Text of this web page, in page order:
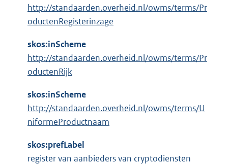
http://standaarden.overheid.nl/owms/terms/Pr
oductenRegisterinzage
skos:inScheme
http://standaarden.overheid.nl/owms/terms/Pr
oductenRijk
skos:inScheme
http://standaarden.overheid.nl/owms/terms/U
niformeProductnaam
skos:prefLabel
register van aanbieders van cryptodiensten